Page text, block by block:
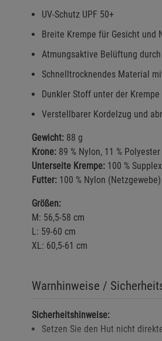
UV-Schutz UPF 50+
Breite Krempe für Gesicht und
Atmungsaktive Belüftung
Schnelltrocknendes Material
Dunkler Stoff unter der
Verstellbarer Kordelzug und
Gewicht: 88 g
Krone: 89 % Nylon, 11 %
Unterseite Krempe: 100 % Supplex
Futter: 100 % Nylon (Netzgewebe)
Größen:
M: 56,5-58 cm
L: 59-60 cm
XL: 60,5-61 cm
Warnhinweise /
Sicherheitshinweise:
Setzen Sie den Hut nicht